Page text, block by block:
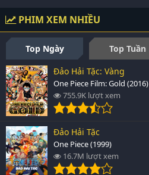
PHIM XEM NHIỀU
Top Ngày Top Tuần
Đảo Hải Tặc: Vàng
One Piece Film: Gold (2016)
755.9K lượt xem
Đảo Hải Tặc
One Piece (1999)
16.7M lượt xem